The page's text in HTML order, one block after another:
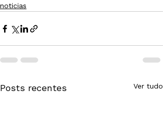
noticias
Posts recentes Ver tudo